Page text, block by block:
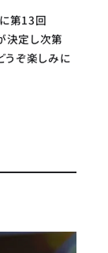
第13回
決定し次第
うぞ楽しみに